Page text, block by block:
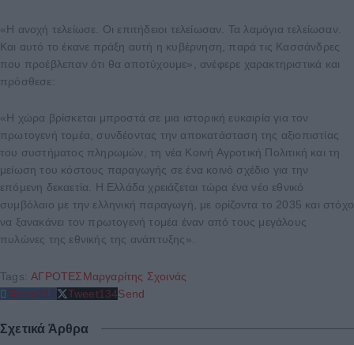
«Η ανοχή τελείωσε. Οι επιτήδειοι τελείωσαν. Τα λαμόγια τελείωσαν.
Και αυτό το έκανε πράξη αυτή η κυβέρνηση, παρά τις Κασσάνδρες
που προέβλεπαν ότι θα αποτύχουμε», ανέφερε χαρακτηριστικά και
πρόσθεσε:
«Η χώρα βρίσκεται μπροστά σε μια ιστορική ευκαιρία για τον
πρωτογενή τομέα, συνδέοντας την αποκατάσταση της αξιοπιστίας
του συστήματος πληρωμών, τη νέα Κοινή Αγροτική Πολιτική και τη
μείωση του κόστους παραγωγής σε ένα κοινό σχέδιο για την
επόμενη δεκαετία. Η Ελλάδα χρειάζεται τώρα ένα νέο εθνικό
συμβόλαιο με την ελληνική παραγωγή, με ορίζοντα το 2035 και στόχο
να ξανακάνει τον πρωτογενή τομέα έναν από τους μεγάλους
πυλώνες της εθνικής της ανάπτυξης».
Tags: ΑΓΡΟΤΕΣΜαργαρίτης Σχοινάς
Share215 Tweet134Send
Σχετικά Άρθρα